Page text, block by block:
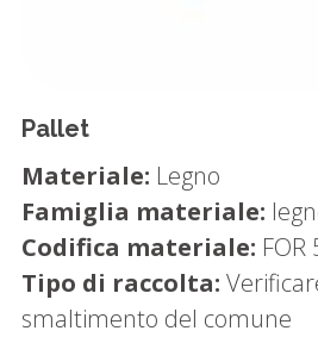
Pallet
Materiale: Legno
Famiglia materiale:
Codifica materiale: FOR
Tipo di raccolta:
smaltimento del comune